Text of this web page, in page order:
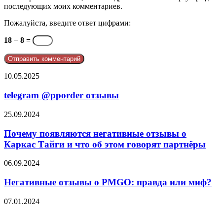
последующих моих комментариев.
Пожалуйста, введите ответ цифрами:
18 − 8 =
telegram
отзывы
10.05.2025
telegram @pporder отзывы
Почему
негативные
отзывы
о
Тайги
что
этом
25.09.2024
Почему появляются негативные отзывы о
Каркас Тайги и что об этом говорят партнёры
Негативные
о
PMGO:
правда
06.09.2024
Негативные отзывы о PMGO: правда или миф?
OGW
07.01.2024